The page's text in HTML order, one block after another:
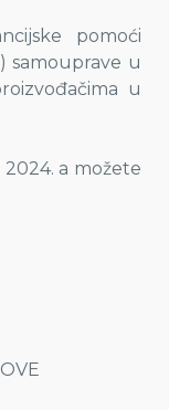
pomoći
samouprave u
u
a možete